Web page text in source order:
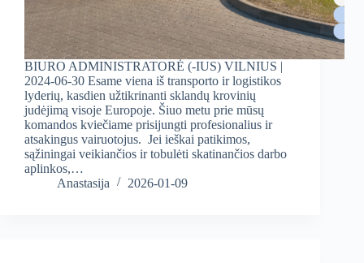
BIURO ADMINISTRATORĖ (-IUS) VILNIUS |
2024-06-30 Esame viena iš transporto ir logistikos
lyderių, kasdien užtikrinanti sklandų krovinių
judėjimą visoje Europoje. Šiuo metu prie mūsų
komandos kviečiame prisijungti profesionalius ir
atsakingus vairuotojus. Jei ieškai patikimos,
sąžiningai veikiančios ir tobulėti skatinančios darbo
aplinkos,…
Anastasija
2026-01-09